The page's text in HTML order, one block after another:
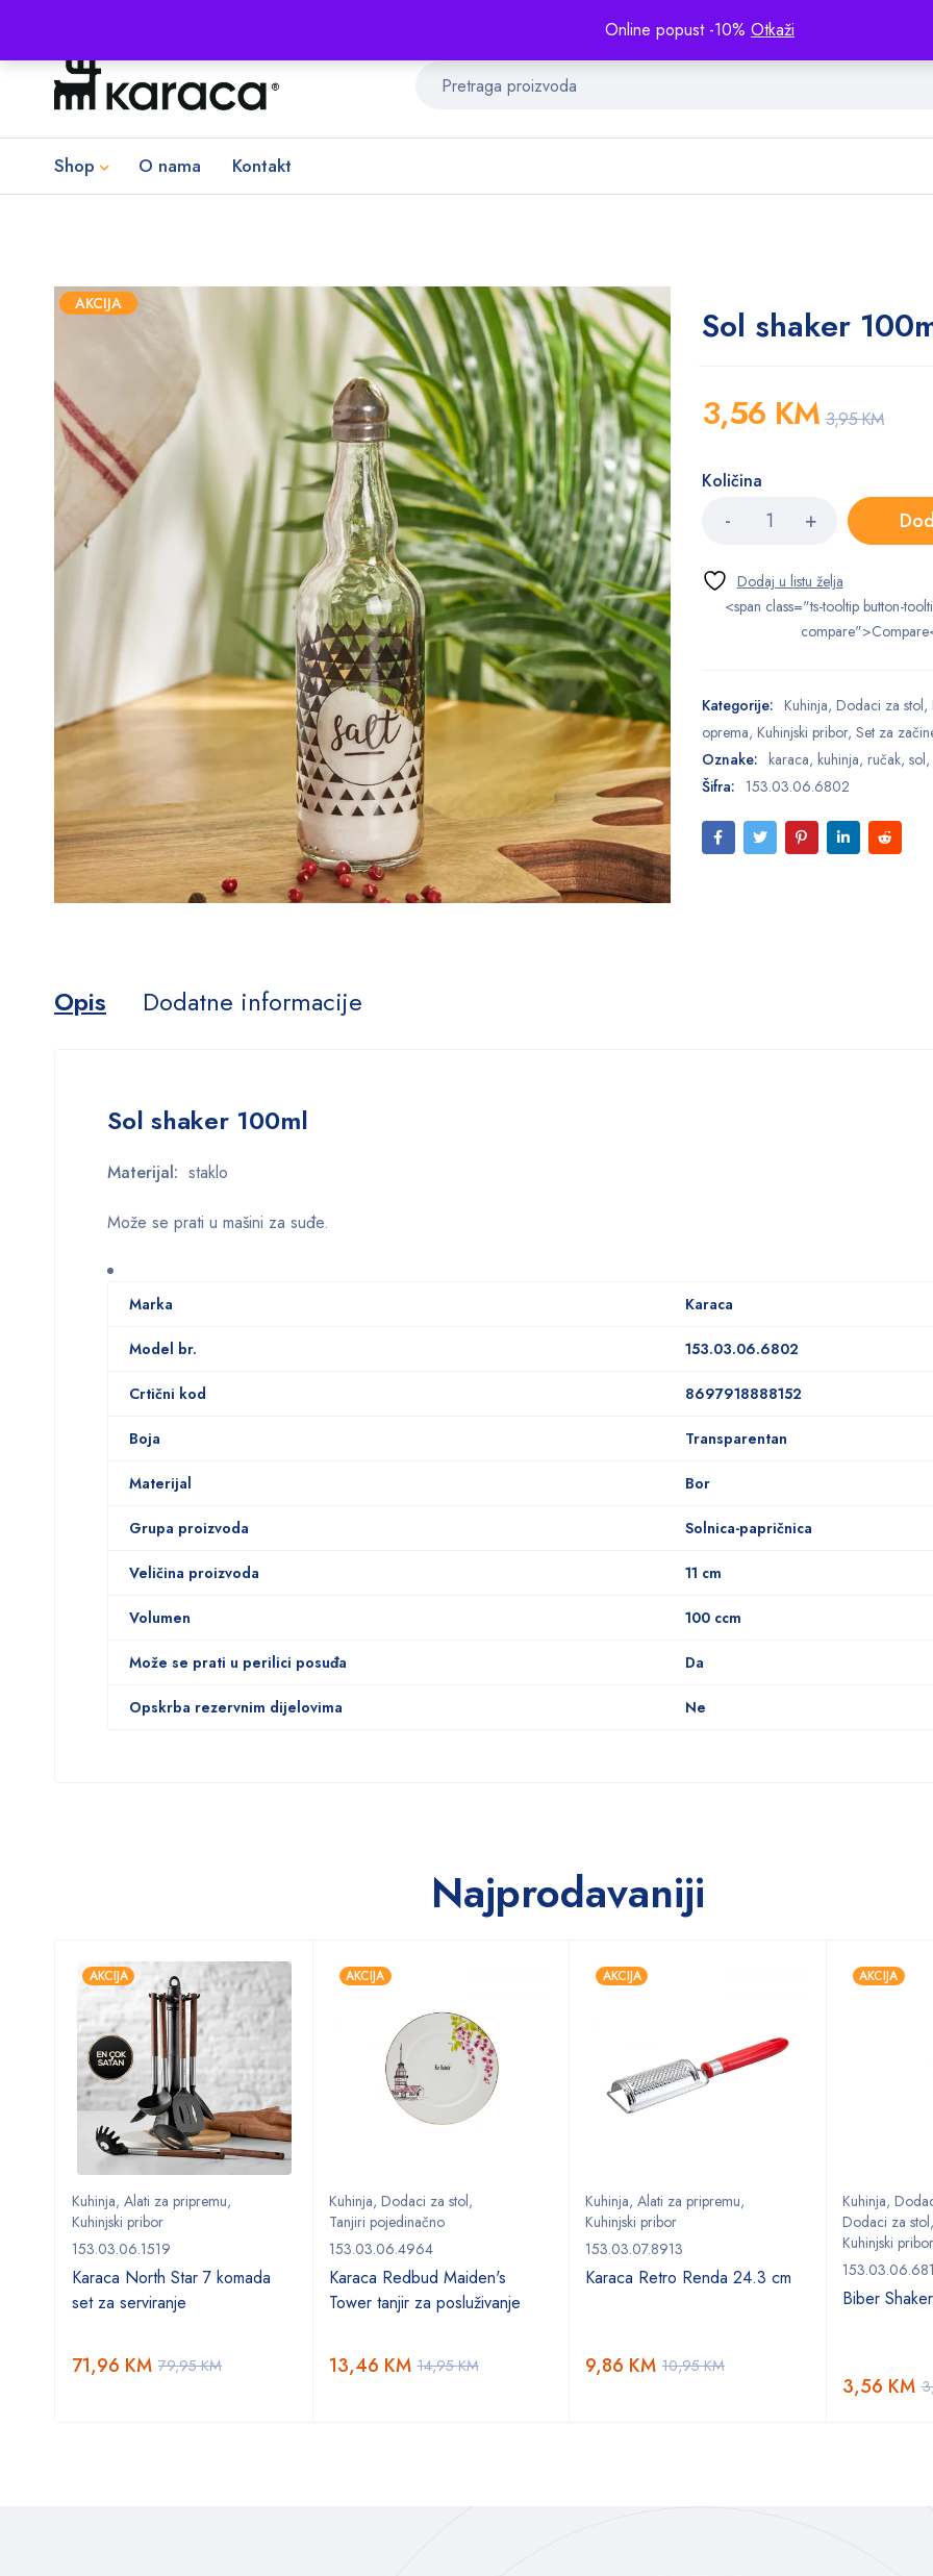
Online popust -10% Otkaži
Shop O nama Kontakt
AKCIJA Sol shaker
3,95KM
3,56 KM
Količina
<span class="ts-tooltip button-
Kategorije: Kuhinja, Dodaci za stol,
oprema, Kuhinjski pribor, Set za
Oznake: karaca, kuhinja, ručak, sol,
Šifra: 153.03.06.6802
Opis Dodatne informacije
Sol shaker 100ml
Materijal: staklo
Može se prati u mašini za suđe.
Marka Karaca
Model br. 153.03.06.6802
Crtični kod 8697918888152
Boja Transparentan
Materijal Bor
Grupa proizvoda Solnica-papričnica
Veličina proizvoda 11 cm
Volumen 100 ccm
Može se prati u perilici posuđa Da
Opskrba rezervnim dijelovima Ne
Najprodavaniji
AKCIJA
Kuhinja, Alati za pripremu,
Kuhinjski pribor
153.03.06.1519
Karaca North Star 7 komada
set za serviranje
79,95KM
71,96 KM
AKCIJA
Kuhinja, Dodaci za stol,
Tanjiri pojedinačno
153.03.06.4964
Karaca Redbud Maiden's
Tower tanjir za posluživanje
14,95KM
13,46 KM
AKCIJA
Kuhinja, Alati za pripremu,
Kuhinjski pribor
153.03.07.8913
Karaca Retro Renda 24.3 cm
10,95KM
9,86 KM
AKCIJA
Kuhinja,
Dodaci za stol,
Kuhinjski pribor
Biber
3,56 KM